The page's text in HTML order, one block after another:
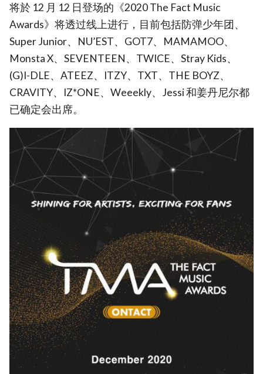
将於 12 月 12 日登场的《2020 The Fact Music
Awards》将透过线上进行，目前包括防弹少年团、
Super Junior、NU’EST、GOT7、MAMAMOO、
Monsta X、SEVENTEEN、TWICE、Stray Kids、
(G)I-DLE、ATEEZ、ITZY、TXT、THE BOYZ、
CRAVITY、IZ*ONE、Weeekly、Jessi 和姜丹尼尔都
已确定会出席。